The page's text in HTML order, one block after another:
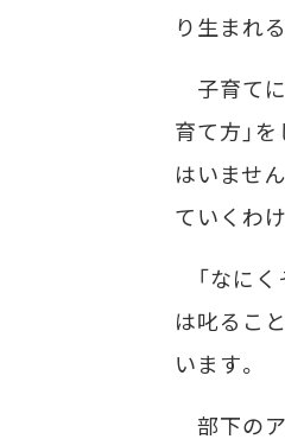
り生まれ
子育てに
育て方」
はいませ
ていくわ
「なにく
は叱るこ
います。
部下の